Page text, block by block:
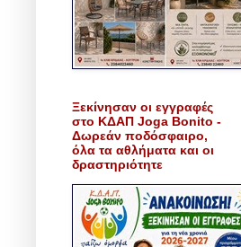
Ξεκίνησαν οι εγγραφές
στο ΚΔΑΠ Joga Bonito -
Δωρεάν ποδόσφαιρο,
όλα τα αθλήματα και οι
δραστηριότητε